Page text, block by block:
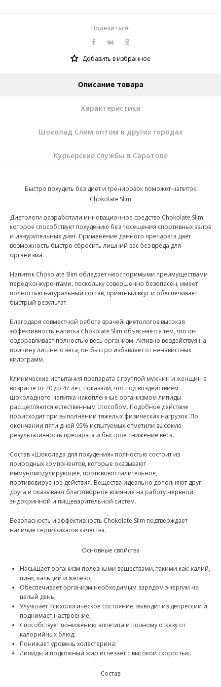
Поделиться:
Добавить в избранное
Описание товара
Характеристики
Шоколад Слим оптом в других городах
Курьерские службы в Саратове
Быстро похудеть без диет и тренировок поможет напиток
Chokolate Slim
Диетологи разработали инновационное средство Chokolate Slim,
которое способствует похудению без посещения спортивных залов
и изнурительных диет. Применение данного препарата дает
возможность быстро сбросить лишний вес без вреда для
организма.
Напиток Chokolate Slim обладает неоспоримыми преимуществами
перед конкурентами, поскольку совершенно безопасен, имеет
полностью натуральный состав, приятный вкус и обеспечивает
быстрый результат.
Благодаря совместной работе врачей-диетологов высокая
эффективность напитка Chokolate Slim объясняется тем, что он
оздоравливает полностью весь организм. Активно воздействуя на
причину лишнего веса, он быстро избавляет от ненавистных
килограмм.
Клинические испытания препарата с группой мужчин и женщин в
возрасте от 20 до 47 лет, показали, что под воздействием
шоколадного напитка накопленные организмом липиды
расщепляются естественным способом. Подобное действие
происходит при выполнении тяжелых физических нагрузок. По
окончании пяти дней 95% испытуемых отметили высокую
результативность препарата и быстрое снижение веса.
Состав «Шоколада для похудения» полностью состоит из
природных компонентов, которые оказывают
иммуномодулирующее, противовоспалительное,
противовирусное действия. Вещества идеально дополняют друг
друга и оказывают благотворное влияние на работу нервной,
эндокринной и пищеварительной систем.
Безопасность и эффективность Chokolate Slim подтверждает
наличие сертификатов качества.
Основные свойства
Насыщает организм полезными веществами, такими как: калий,
цинк, кальций и железо;
Обеспечивает организм необходимым зарядом энергии на
целый день;
Улучшает психологическое состояние, выводит из депрессии и
поднимает настроение;
Способствует понижению аппетита и полному отказу от
калорийных блюд;
Понижает уровень холестерина;
Липиды и подкожный жир исчезает с высокой скоростью.
Состав